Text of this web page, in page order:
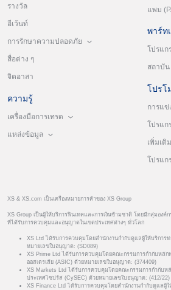
รางวัล
อีเว้นท์
การรักษาความปลอดภัย
สื่อต่าง ๆ
จิตอาสา
ความรู้
เครื่องมือการเทรด
แหล่งข้อมูล
แพม
พาร์ท
โปรแก
สถาบัน
โปรโ
การแข่
โปรแก
เพิ่มเติม
โปรแก
XS & XS.com เป็นเครื่องหมายการค้าของ XS Group
XS Group เป็นผู้ให้บริการฟินเทคและการเงินข้ามชาติ โดยมีกลุ่มองค์
ที่ได้รับการควบคุมและอนุญาตในเขตประเทศต่างๆ ทั่วโลก
XS Ltd ได้รับการควบคุมโดยสำนักงานกำกับดูแลผู้ให้บริการท
หมายเลขใบอนุญาต: (SD089)
XS Prime Ltd ได้รับการควบคุมโดยคณะกรรมการกำกับหลัก
ออสเตรเลีย (ASIC) ด้วยหมายเลขใบอนุญาต: (374409)
XS Markets Ltd ได้รับการควบคุมโดยคณะกรรมการกำกับ
ประเทศไซปรัส (CySEC) ด้วยหมายเลขใบอนุญาต: (412/22)
XS Finance Ltd ได้รับการควบคุมโดยสำนักงานกำกับดูแลผู้ใ